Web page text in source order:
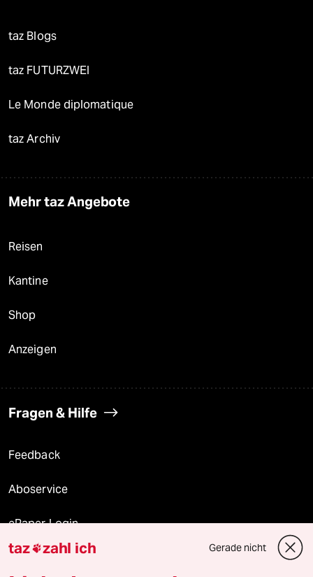
taz Blogs
taz FUTURZWEI
Le Monde diplomatique
taz Archiv
Mehr taz Angebote
Reisen
Kantine
Shop
Anzeigen
Fragen & Hilfe
Feedback
Aboservice
ePaper Login
Downloads für Abonnierende
taz zahl ich Gerade nicht